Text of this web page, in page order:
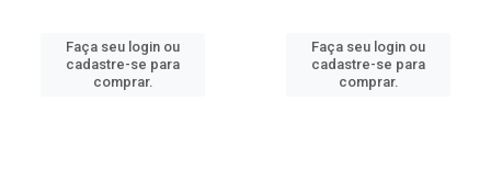
Faça seu login ou
cadastre-se para
comprar.
Faça seu login ou
cadastre-se para
comprar.